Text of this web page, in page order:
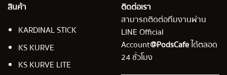
สินค้า
KARDINAL STICK
KS KURVE
KS KURVE LITE
ติดต่อเรา
สามารถติดต่อทีมงานผ่าน
LINE Official
Account@PodsCafeได้ตลอด
24 ชั่วโมง